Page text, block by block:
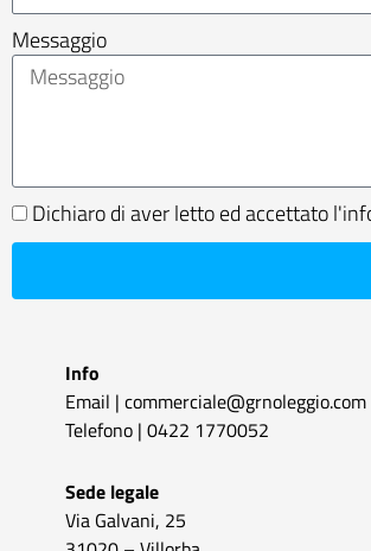
Messaggio
Dichiaro di aver letto ed accettato
Info
Email | commerciale@grnoleggio.com
Telefono | 0422 1770052
Sede legale
Via Galvani, 25